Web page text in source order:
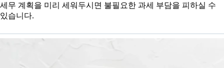
세무 계획을 미리 세워두시면 불필요한 과세 부담을 피하실 수
있습니다.